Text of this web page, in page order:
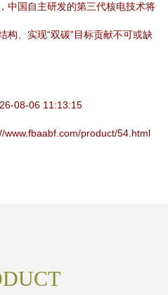
中国自主研发的第三代核电技术将
构、实现“双碳”目标贡献不可或缺
08-06 11:13:15
www.fbaabf.com/product/54.html